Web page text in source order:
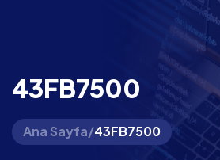
43FB7500
Ana Sayfa/43FB7500